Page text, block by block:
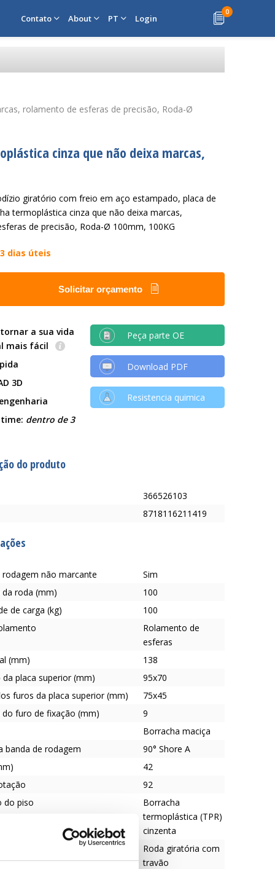
Contato About PT Login
0
rolamento de esferas de precisão, Roda-Ø
cinza que não deixa marcas,
giratório com freio em aço estampado, placa de
termoplástica cinza que não deixa marcas,
de precisão, Roda-Ø 100mm, 100KG
dias úteis
Solicitar orçamento
a sua vida
mais fácil
3D
dentro de 3
Peça parte OE
Download PDF
Resistencia quimica
do produto
366526103
8718116211419
rodagem não marcante
Sim
roda (mm)
100
de carga (kg)
100
Rolamento de
esferas
(mm)
138
da placa superior (mm)
95x70
furos da placa superior (mm)
75x45
furo de fixação (mm)
9
Borracha maciça
banda de rodagem
90° Shore A
42
92
do piso
Borracha
termoplástica (TPR)
cinzenta
Roda giratória com
travão